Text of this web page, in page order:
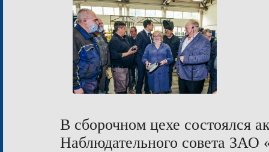
В сборочном цехе состоялся
Наблюдательного совета ЗАО